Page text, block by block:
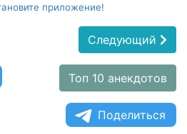
приложение!
Следующий
Топ 10 анекдотов
Поделиться